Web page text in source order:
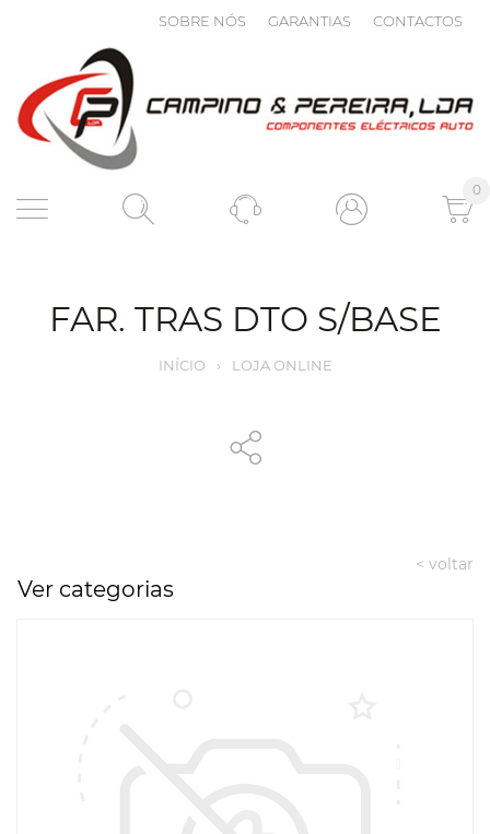
SOBRE NÓS GARANTIAS CONTACTOS
0
FAR. TRAS DTO S/BASE
INÍCIO › LOJA ONLINE
< voltar
Ver categorias